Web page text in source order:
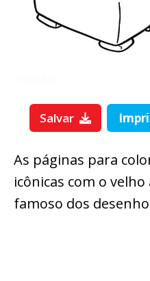
Salvar
As páginas para
icônicas com o
famoso dos